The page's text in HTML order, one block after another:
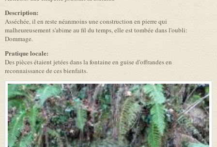
Description:
Asséchée, il en reste néanmoins une construction en pierre qui
malheureusement s'abime au fil du temps, elle est tombée dans l'oubli:
Dommage.
Pratique locale:
Des pièces étaient jetées dans la fontaine en guise d'offrandes en
reconnaissance de ces bienfaits.